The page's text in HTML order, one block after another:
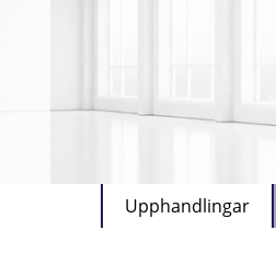
Upphandlingar